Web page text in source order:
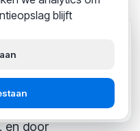
Na aftrek van
Door je listing te
en
en door
verkopers
blijft